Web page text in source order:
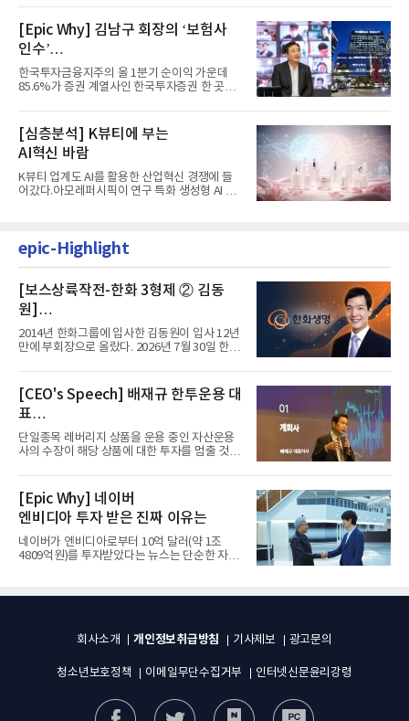
[Epic Why] 김남구 회장의 ‘보험사
인수’
발걸음이 신중해진 배경은?
한국투자금융지주의 올 1분기 순이익 가운데
85.6%가 증권 계열사인 한국투자증권 한 곳에
[심층분석] K뷰티에 부는
AI혁신 바람
K뷰티 업계도 AI를 활용한 산업혁신 경쟁에 들
어갔다.아모레퍼시픽이 연구 특화 생성형 AI 플
epic-Highlight
[보스상륙작전-한화 3형제 ② 김동
원]
입사 12년 만에 금융계열 수장 등극
2014년 한화그룹에 입사한 김동원이 입사 12년
만에 부회장으로 올랐다. 2026년 7월 30일 한화
[CEO's Speech] 배재규 한투운용 대
표
“개별종목 레버리지 투자 지금이라도
멈춰라”
단일종목 레버리지 상품을 운용 중인 자산운용
사의 수장이 해당 상품에 대한 투자를 멈출 것을
[Epic Why] 네이버
엔비디아 투자 받은 진짜 이유는
네이버가 엔비디아로부터 10억 달러(약 1조
4809억원)를 투자받았다는 뉴스는 단순한 자금
회사소개 개인정보취급방침 기사제보 광고문의
청소년보호정책 이메일무단수집거부 인터넷신문윤리강령